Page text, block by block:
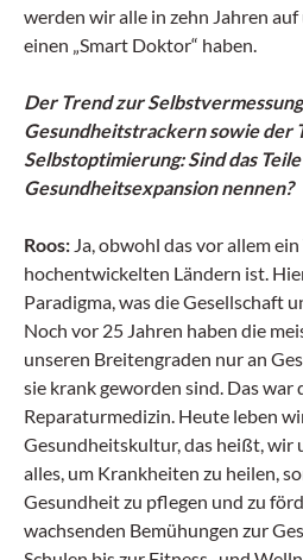
werden wir alle in zehn Jahren
einen „Smart Doktor“ haben.
Der Trend zur
Gesundheitstrackern sowie der
Selbstoptimierung: Sind das
Gesundheitsexpansion nennen?
Roos: Ja, obwohl das vor allem
hochentwickelten Ländern ist.
Paradigma, was die Gesellschaft
Noch vor 25 Jahren haben die
unseren Breitengraden nur an
sie krank geworden sind. Das war
Reparaturmedizin. Heute leben
Gesundheitskultur, das heißt, wir
alles, um Krankheiten zu heilen,
Gesundheit zu pflegen und zu
wachsenden Bemühungen zur